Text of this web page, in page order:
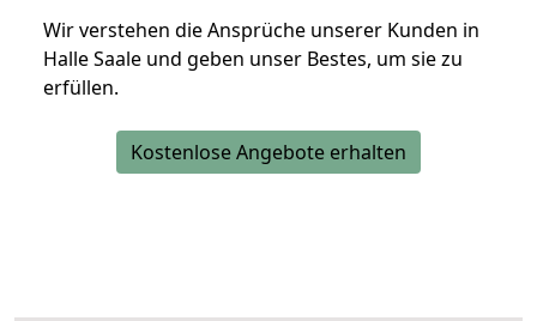
Wir verstehen die Ansprüche unserer Kunden in
Halle Saale und geben unser Bestes, um sie zu
erfüllen.
Kostenlose Angebote erhalten